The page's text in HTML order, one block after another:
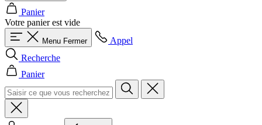
Panier
Votre panier est vide
Menu Fermer
Appel
Recherche
Panier